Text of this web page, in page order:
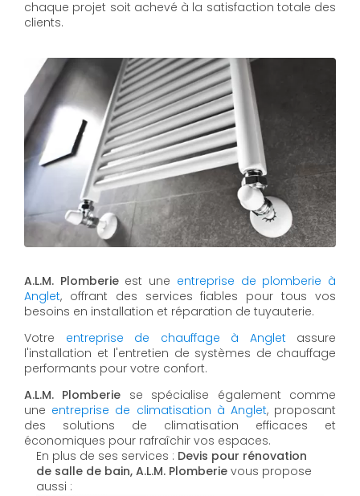
chaque projet soit achevé à la satisfaction totale des
clients.
A.L.M. Plomberieest une entreprise de plomberie à
Anglet, offrant des services fiables pour tous vos
besoins en installation et réparation de tuyauterie.
Votre entreprise de chauffage à Angletassure
l'installation et l'entretien de systèmes de chauffage
performants pour votre confort.
A.L.M. Plomberie se spécialise également comme
une entreprise de climatisation à Anglet, proposant
des solutions de climatisation efficaces et
économiques pour rafraîchir vos espaces.
En plus de ses services : Devis pour rénovation
de salle de bain, A.L.M. Plomberie vous propose
aussi :